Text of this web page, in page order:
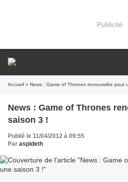
Publicité
Accueil » News : Game of Thrones renouvelée pour
News : Game of Thrones
saison 3 !
Publié le 11/04/2012 à 09:55
Par aspideth